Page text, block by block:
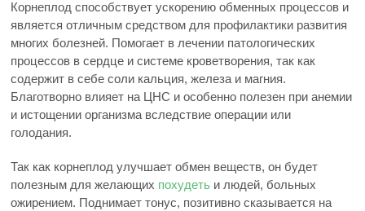
Корнеплод способствует ускорению обменных процессов и
является отличным средством для профилактики развития
многих болезней. Помогает в лечении патологических
процессов в сердце и системе кроветворения, так как
содержит в себе соли кальция, железа и магния.
Благотворно влияет на ЦНС и особенно полезен при анемии
и истощении организма вследствие операции или
голодания.
Так как корнеплод улучшает обмен веществ, он будет
полезным для желающих похудеть и людей, больных
ожирением. Поднимает тонус, позитивно сказывается на